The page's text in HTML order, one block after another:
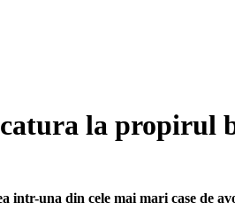
la propirul
una din cele mai mari case de